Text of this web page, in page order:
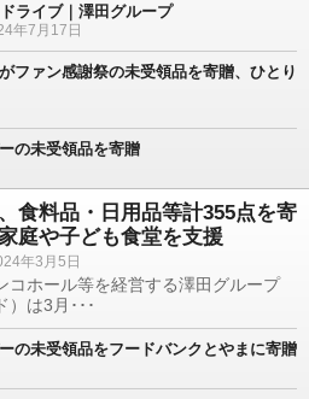
ライブ｜澤田グループ
年7月17日
ファン感謝祭の未受領品を寄贈、ひとり
の未受領品を寄贈
食料品・日用品等計355点を寄
庭や子ども食堂を支援
年3月5日
コホール等を経営する澤田グループ
）は3月･･･
の未受領品をフードバンクとやまに寄贈